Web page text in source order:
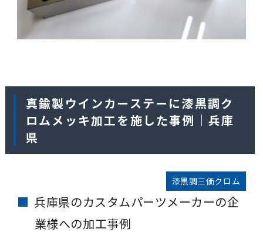
真鍮製ウインカーステーに漆黒調ク
ロムメッキ加工を施した事例｜兵庫
県
漆黒調三価クロム
兵庫県のカスタムパーツメーカーの企
業様への加工事例